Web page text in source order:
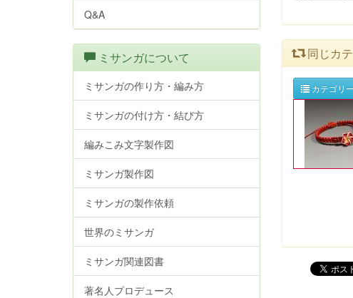
同じカ
カテゴリ
Q&A
ミサンガについて
ミサンガの作り方・編み方
ミサンガの付け方・結び方
編みこみ文字製作図
ミサンガ製作図
ミサンガの製作依頼
世界のミサンガ
ミサンガ関連図書
著名人プロデュース